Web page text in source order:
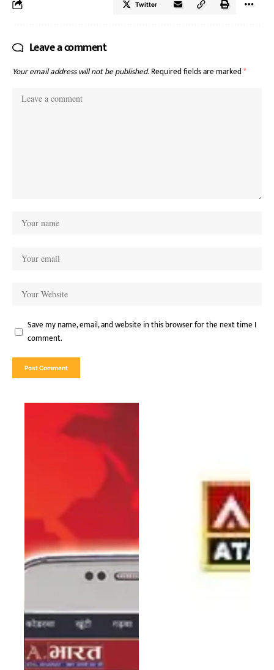
Twitter
Leave a comment
Your email address will not be published.Required fields are marked*
Save my name, email, and website in this browser for the next time I
comment.